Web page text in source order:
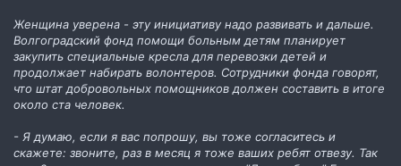
Женщина уверена - эту инициативу надо развивать и дальше.
Волгоградский фонд помощи больным детям планирует
закупить специальные кресла для перевозки детей и
продолжает набирать волонтеров. Сотрудники фонда говорят,
что штат добровольных помощников должен составить в итоге
около ста человек.
- Я думаю, если я вас попрошу, вы тоже согласитесь и
скажете: звоните, раз в месяц я тоже ваших ребят отвезу. Так